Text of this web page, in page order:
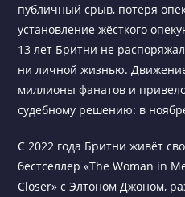
публичный срыв, потеря
установление жёсткого
13 лет Бритни не
ни личной жизнью.
миллионы фанатов и
судебному решению: в
С 2022 года Бритни живёт
бестселлер «The Woman in
Closer» с Элтоном Джоном,